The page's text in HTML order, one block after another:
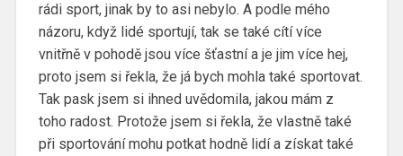
rádi sport, jinak by to asi nebylo. A podle mého
názoru, když lidé sportují, tak se také cítí více
vnitřně v pohodě jsou více šťastní a je jim více hej,
proto jsem si řekla, že já bych mohla také sportovat.
Tak pask jsem si ihned uvědomila, jakou mám z
toho radost. Protože jsem si řekla, že vlastně také
při sportování mohu potkat hodně lidí a získat také